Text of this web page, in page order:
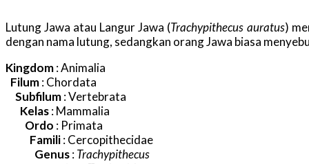
Lutung Jawa atau Langur Jawa (Trachypithecus auratus)
dengan nama lutung, sedangkan orang Jawa biasa
Kingdom: Animalia
Filum: Chordata
Subfilum: Vertebrata
Kelas: Mammalia
Ordo : Primata
Famili: Cercopithecidae
Genus:Trachypithecus